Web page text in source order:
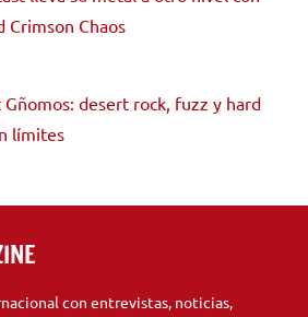
Crimson Chaos
Gñomos: desert rock, fuzz y hard
límites
con entrevistas, noticias,